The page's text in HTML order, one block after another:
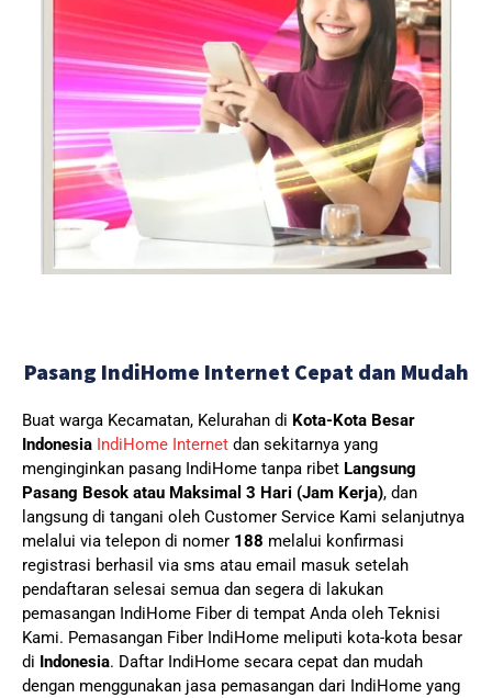
Pasang IndiHome Internet Cepat dan Mudah
Buat warga Kecamatan, Kelurahan di Kota-Kota Besar
Indonesia IndiHome Internet dan sekitarnya yang
menginginkan pasang IndiHome tanpa ribet Langsung
Pasang Besok atau Maksimal 3 Hari (Jam Kerja), dan
langsung di tangani oleh Customer Service Kami selanjutnya
melalui via telepon di nomer 188 melalui konfirmasi
registrasi berhasil via sms atau email masuk setelah
pendaftaran selesai semua dan segera di lakukan
pemasangan IndiHome Fiber di tempat Anda oleh Teknisi
Kami. Pemasangan Fiber IndiHome meliputi kota-kota besar
di Indonesia. Daftar IndiHome secara cepat dan mudah
dengan menggunakan jasa pemasangan dari IndiHome yang